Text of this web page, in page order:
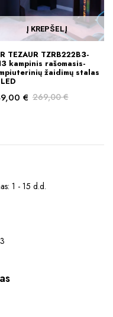
Į KREPŠELĮ
TEZAUR TZRB222B3-
kampinis rašomasis-
žaidimų stalas
269,00€
€.
€
€.
1 - 15 d.d.